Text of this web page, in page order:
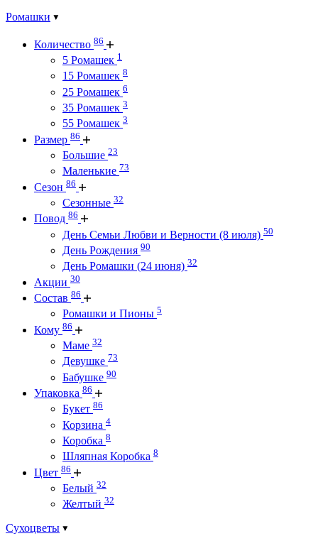
Ромашки
Количество 86
5 Ромашек 1
15 Ромашек 8
25 Ромашек 6
35 Ромашек 3
55 Ромашек 3
Размер 86
Большие 23
Маленькие 73
Сезон 86
Сезонные 32
Повод 86
День Семьи Любви и Верности (8 июля) 50
День Рождения 90
День Ромашки (24 июня) 32
Акции 30
Состав 86
Ромашки и Пионы 5
Кому 86
Маме 32
Девушке 73
Бабушке 90
Упаковка 86
Букет 86
Корзина 4
Коробка 8
Шляпная Коробка 8
Цвет 86
Белый 32
Желтый 32
Сухоцветы